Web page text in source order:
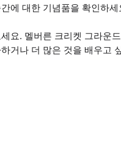
에 대한 기념품을 확인하
요. 멜버른 크리켓 그라
거나 더 많은 것을 배우고